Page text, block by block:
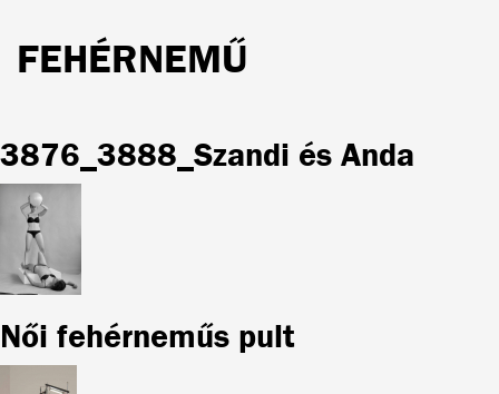
FEHÉRNEMŰ
3876_3888_Szandi és Anda
Női fehérneműs pult